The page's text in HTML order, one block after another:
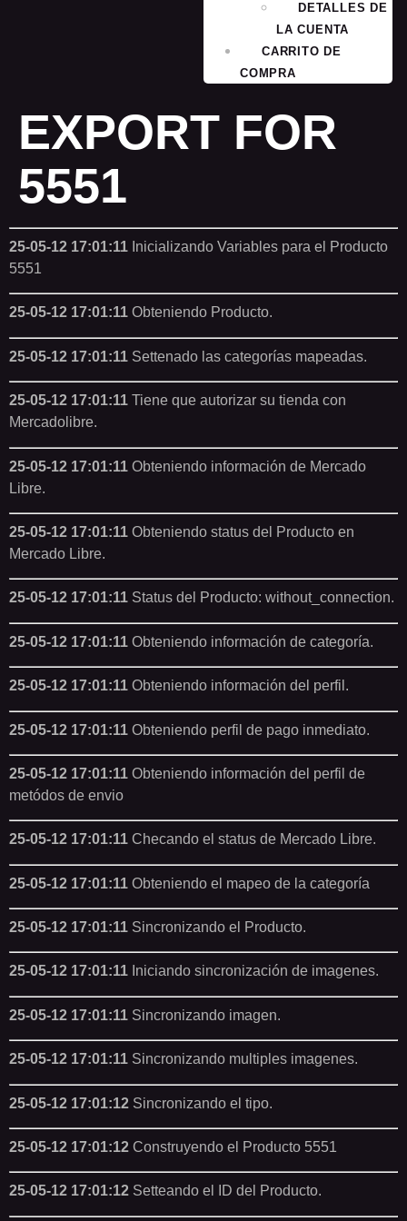
DETALLES DE
LA CUENTA
CARRITO DE
COMPRA
EXPORT FOR
5551
25-05-12 17:01:11 Inicializando Variables para el Producto
5551
25-05-12 17:01:11 Obteniendo Producto.
25-05-12 17:01:11 Settenado las categorías mapeadas.
25-05-12 17:01:11 Tiene que autorizar su tienda con
Mercadolibre.
25-05-12 17:01:11 Obteniendo información de Mercado
Libre.
25-05-12 17:01:11 Obteniendo status del Producto en
Mercado Libre.
25-05-12 17:01:11 Status del Producto: without_connection.
25-05-12 17:01:11 Obteniendo información de categoría.
25-05-12 17:01:11 Obteniendo información del perfil.
25-05-12 17:01:11 Obteniendo perfil de pago inmediato.
25-05-12 17:01:11 Obteniendo información del perfil de
metódos de envio
25-05-12 17:01:11 Checando el status de Mercado Libre.
25-05-12 17:01:11 Obteniendo el mapeo de la categoría
25-05-12 17:01:11 Sincronizando el Producto.
25-05-12 17:01:11 Iniciando sincronización de imagenes.
25-05-12 17:01:11 Sincronizando imagen.
25-05-12 17:01:11 Sincronizando multiples imagenes.
25-05-12 17:01:12 Sincronizando el tipo.
25-05-12 17:01:12 Construyendo el Producto 5551
25-05-12 17:01:12 Setteando el ID del Producto.